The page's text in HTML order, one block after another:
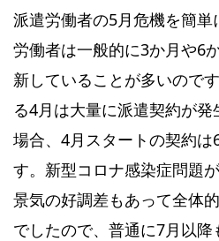
派遣労働者の5月危機を簡
労働者は一般的に3か月や6
新していることが多いので
る4月は大量に派遣契約が
場合、4月スタートの契約は
す。新型コロナ感染症問題
景気の好調差もあって全体
でしたので、普通に7月以